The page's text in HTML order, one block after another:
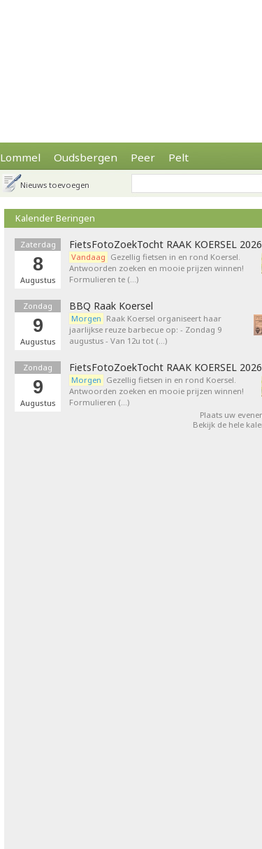
Lommel Oudsbergen Peer Pelt
Nieuws toevoegen
Kalender Beringen
Zaterdag
8
Augustus
FietsFotoZoekTocht RAAK KOERSEL 2026
Vandaag Gezellig fietsen in en rond Koersel.
Antwoorden zoeken en mooie prijzen winnen!
Formulieren te (…)
Zondag
9
Augustus
BBQ Raak Koersel
Morgen Raak Koersel organiseert haar
jaarlijkse reuze barbecue op: - Zondag 9
augustus - Van 12u tot (…)
Zondag
9
Augustus
FietsFotoZoekTocht RAAK KOERSEL 2026
Morgen Gezellig fietsen in en rond Koersel.
Antwoorden zoeken en mooie prijzen winnen!
Formulieren (…)
Plaats uw
Bekijk de hele